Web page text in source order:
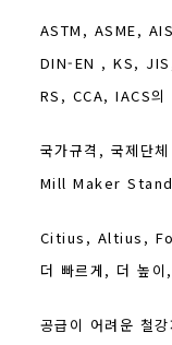
ASTM, ASME,
DIN-EN , KS,
RS, CCA, IACS의
국가규격, 국제단
Mill Maker
Citius, Altius,
더 빠르게, 더 높이
공급이 어려운 철